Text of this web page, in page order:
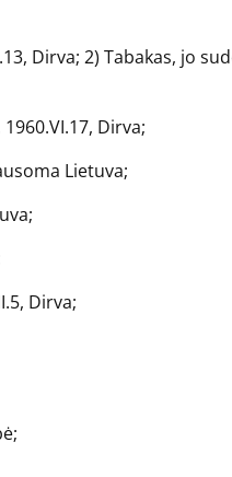
Dirva; 2) Tabakas, jo
Dirva;
Lietuva;
Dirva;